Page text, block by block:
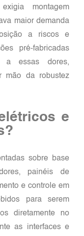
montagem
maior demanda
a riscos e
pré-fabricadas
a essas dores,
mão da robustez
e
sobre base
painéis de
e controle em
para serem
diretamente no
as interfaces e